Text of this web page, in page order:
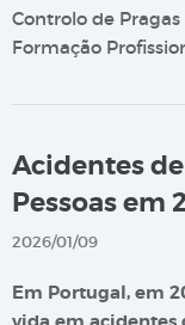
Controlo de
Formação
Acidentes
Pessoas em
2026/01/09
Em Portugal, em